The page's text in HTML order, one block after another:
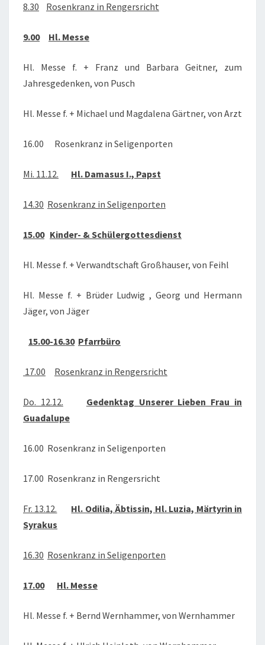
8.30 Rosenkranz in Rengersricht
9.00 Hl. Messe
Hl. Messe f. + Franz und Barbara Geitner, zum
Jahresgedenken, von Pusch
Hl. Messe f. + Michael und Magdalena Gärtner, von Arzt
16.00 Rosenkranz in Seligenporten
Mi. 11.12. Hl. Damasus I., Papst
14.30 Rosenkranz in Seligenporten
15.00 Kinder- & Schülergottesdienst
Hl. Messe f. + Verwandtschaft Großhauser, von Feihl
Hl. Messe f. + Brüder Ludwig , Georg und Hermann
Jäger, von Jäger
15.00-16.30 Pfarrbüro
17.00 Rosenkranz in Rengersricht
Do. 12.12.
Gedenktag Unserer Lieben Frau in
Guadalupe
16.00 Rosenkranz in Seligenporten
17.00 Rosenkranz in Rengersricht
Fr. 13.12.
Hl. Odilia, Äbtissin, Hl. Luzia, Märtyrin in
Syrakus
16.30 Rosenkranz in Seligenporten
17.00 Hl. Messe
Hl. Messe f. + Bernd Wernhammer, von Wernhammer